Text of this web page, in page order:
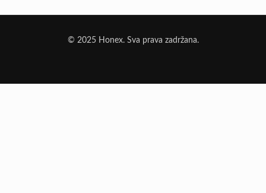
© 2025 Honex. Sva prava zadržana.